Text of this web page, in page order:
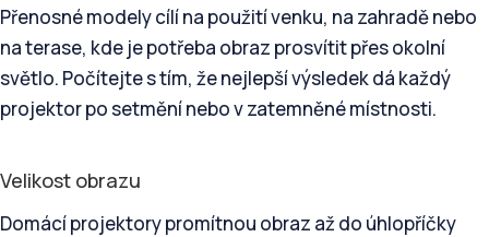
Přenosné modely cílí na použití venku, na zahradě nebo
na terase, kde je potřeba obraz prosvítit přes okolní
světlo. Počítejte s tím, že nejlepší výsledek dá každý
projektor po setmění nebo v zatemněné místnosti.
Velikost obrazu
Domácí projektory promítnou obraz až do úhlopříčky